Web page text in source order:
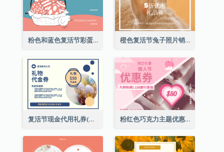
粉色和蓝色复活节彩蛋销售礼品卡 橙色复活节兔子照片销售礼品卡
复活节现金代用礼券(附使用细则) 粉红色巧克力主题优惠券